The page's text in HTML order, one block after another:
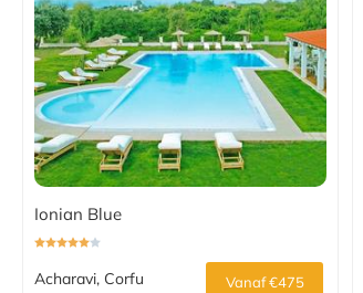
Ionian Blue
Acharavi, Corfu Vanaf €475